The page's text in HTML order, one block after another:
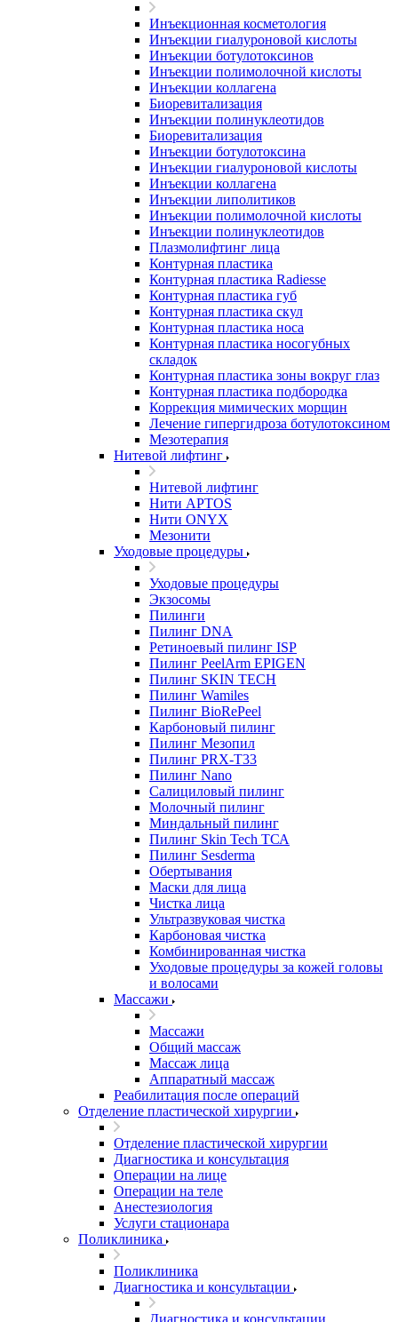
Инъекционная косметология
Инъекции гиалуроновой кислоты
Инъекции ботулотоксинов
Инъекции полимолочной кислоты
Инъекции коллагена
Биоревитализация
Инъекции полинуклеотидов
Биоревитализация
Инъекции ботулотоксина
Инъекции гиалуроновой кислоты
Инъекции коллагена
Инъекции липолитиков
Инъекции полимолочной кислоты
Инъекции полинуклеотидов
Плазмолифтинг лица
Контурная пластика
Контурная пластика Radiesse
Контурная пластика губ
Контурная пластика скул
Контурная пластика носа
Контурная пластика носогубных
складок
Контурная пластика зоны вокруг глаз
Контурная пластика подбородка
Коррекция мимических морщин
Лечение гипергидроза ботулотоксином
Мезотерапия
Нитевой лифтинг
Нитевой лифтинг
Нити APTOS
Нити ONYX
Мезонити
Уходовые процедуры
Уходовые процедуры
Экзосомы
Пилинги
Пилинг DNA
Ретиноевый пилинг ISP
Пилинг PeelArm EPIGEN
Пилинг SKIN TECH
Пилинг Wamiles
Пилинг BioRePeel
Карбоновый пилинг
Пилинг Мезопил
Пилинг PRX-T33
Пилинг Nano
Салициловый пилинг
Молочный пилинг
Миндальный пилинг
Пилинг Skin Tech ТСА
Пилинг Sesderma
Обертывания
Маски для лица
Чистка лица
Ультразвуковая чистка
Карбоновая чистка
Комбинированная чистка
Уходовые процедуры за кожей головы
и волосами
Массажи
Массажи
Общий массаж
Массаж лица
Аппаратный массаж
Реабилитация после операций
Отделение пластической хирургии
Отделение пластической хирургии
Диагностика и консультация
Операции на лице
Операции на теле
Анестезиология
Услуги стационара
Поликлиника
Поликлиника
Диагностика и консультации
Диагностика и консультации